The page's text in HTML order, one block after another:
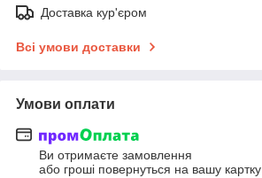
Доставка кур'єром
Всі умови доставки
Умови оплати
Ви отримаєте замовлення
або гроші повернуться на вашу картку